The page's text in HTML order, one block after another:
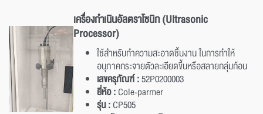
เครื่องกำเนินอัลตราโซนิก (Ultrasonic
Processor)
ใช้สำหรับทำความสะอาดชิ้นงาน ในการทำให้
อนุภาคกระจายตัวละเอียดขึ้นหรือสลายกลุ่มก้อน
เลขครุภัณฑ์ :52P0200003
ยี่ห้อ :Cole-parmer
รุ่น :CP505